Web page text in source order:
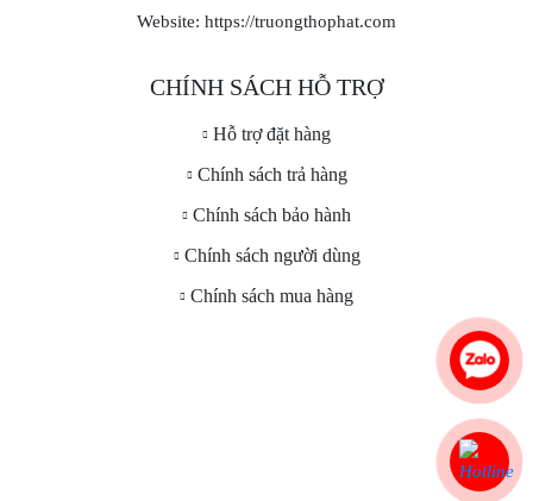
Website: https://truongthophat.com
CHÍNH SÁCH HỖ TRỢ
Hỗ trợ đặt hàng
Chính sách trả hàng
Chính sách bảo hành
Chính sách người dùng
Chính sách mua hàng